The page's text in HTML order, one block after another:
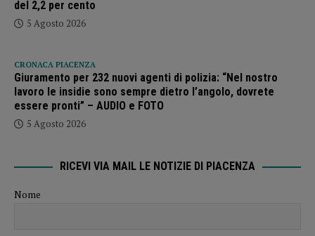
del 2,2 per cento
5 Agosto 2026
CRONACA PIACENZA
Giuramento per 232 nuovi agenti di polizia: “Nel nostro
lavoro le insidie sono sempre dietro l’angolo, dovrete
essere pronti” – AUDIO e FOTO
5 Agosto 2026
RICEVI VIA MAIL LE NOTIZIE DI PIACENZA
Nome